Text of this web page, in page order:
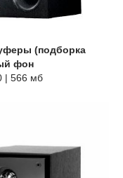
(подборка
фон
| 566 мб